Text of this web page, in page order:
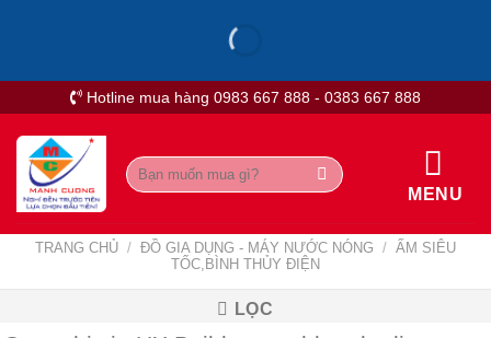
Hotline mua hàng 0983 667 888 - 0383 667 888
Tìm
kiếm:
MENU
TRANG CHỦ / ĐỒ GIA DỤNG - MÁY NƯỚC NÓNG / ẤM SIÊU
TỐC,BÌNH THỦY ĐIỆN
LỌC